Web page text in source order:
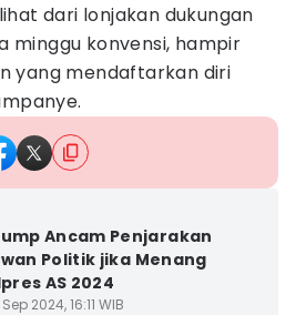
dari lonjakan dukungan
minggu konvensi, hampir
yang mendaftarkan diri
Ancam Penjarakan
Politik jika Menang
AS 2024
2024, 16:11 WIB